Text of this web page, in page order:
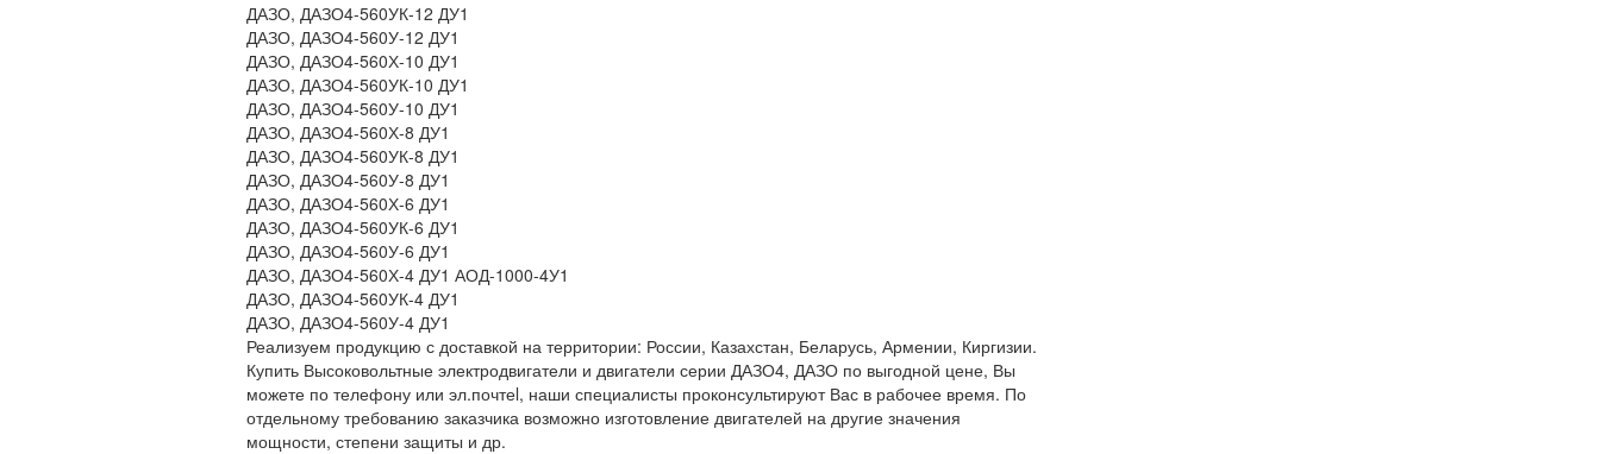
ДАЗО, ДАЗО4-560УК-12 ДУ1
ДАЗО, ДАЗО4-560У-12 ДУ1
ДАЗО, ДАЗО4-560Х-10 ДУ1
ДАЗО, ДАЗО4-560УК-10 ДУ1
ДАЗО, ДАЗО4-560У-10 ДУ1
ДАЗО, ДАЗО4-560Х-8 ДУ1
ДАЗО, ДАЗО4-560УК-8 ДУ1
ДАЗО, ДАЗО4-560У-8 ДУ1
ДАЗО, ДАЗО4-560Х-6 ДУ1
ДАЗО, ДАЗО4-560УК-6 ДУ1
ДАЗО, ДАЗО4-560У-6 ДУ1
ДАЗО, ДАЗО4-560Х-4 ДУ1 АОД-1000-4У1
ДАЗО, ДАЗО4-560УК-4 ДУ1
ДАЗО, ДАЗО4-560У-4 ДУ1
Реализуем продукцию с доставкой на территории: России, Казахстан, Беларусь, Армении, Киргизии.
Купить Высоковольтные электродвигатели и двигатели серии ДАЗО4, ДАЗО по выгодной цене, Вы
можете по телефону или эл.почтеl, наши специалисты проконсультируют Вас в рабочее время. По
отдельному требованию заказчика возможно изготовление двигателей на другие значения
мощности, степени защиты и др.